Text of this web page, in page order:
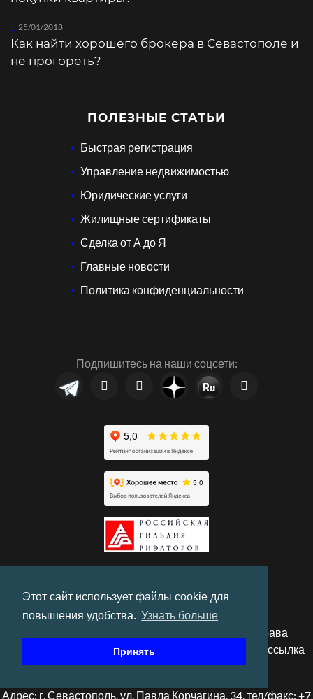
Этот сайт использует файлы cookie для
повышения удобства. Узнать больше
Принять
25/01/2018
Как найти хорошего брокера в Севастополе и
не прогореть?
ПОЛЕЗНЫЕ СТАТЬИ
Быстрая регистрация
Управление недвижимостью
Юридические услуги
Жилищные сертификаты
Сделка от А до Я
Главные новости
Политика конфиденциальности
Подпишитесь на наши соцсети:
© 2010-2026 "Херсонес Недвижимость". Все права
защищены. При использовании материалов гиперссылка
обязательна.
Адрес: г. Севастополь, ул. Павла Корчагина, 34, тел/факс: +7